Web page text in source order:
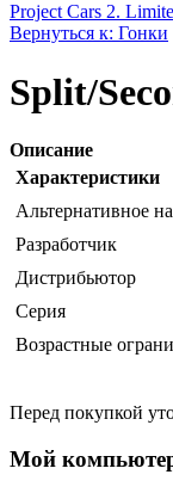
Project Cars 2.
Вернуться к: Гонки
Split/
Описание
Характеристики
Альтернативное
Разработчик
Дистрибьютор
Серия
Возрастные
Перед покупкой
Мой